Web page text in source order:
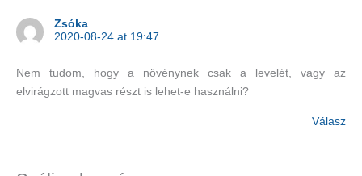
Zsóka
2020-08-24 at 19:47
Nem tudom, hogy a növénynek csak a levelét, vagy az
elvirágzott magvas részt is lehet-e használni?
Válasz